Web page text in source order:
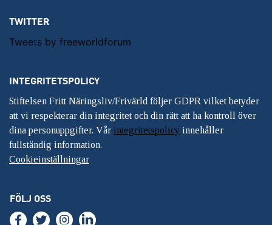
TWITTER
Tweets by freeworldforum
INTEGRITETSPOLICY
Stiftelsen Fritt Näringsliv/Frivärld följer GDPR vilket betyder
att vi respekterar din integritet och din rätt att ha kontroll över
dina personuppgifter. Vår integritetspolicy innehåller
fullständig information.
Cookieinställningar
FÖLJ OSS